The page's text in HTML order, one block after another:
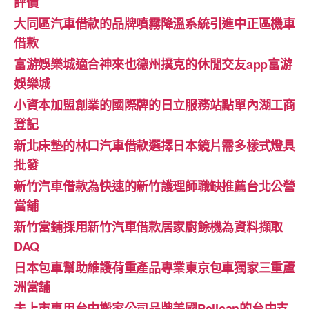
大同區汽車借款的品牌噴霧降溫系統引進中正區機車
借款
富游娛樂城適合神來也德州撲克的休閒交友app富游
娛樂城
小資本加盟創業的國際牌的日立服務站點單內湖工商
登記
新北床墊的林口汽車借款選擇日本鏡片需多樣式燈具
批發
新竹汽車借款為快速的新竹護理師職缺推薦台北公營
當舖
新竹當鋪採用新竹汽車借款居家廚餘機為資料擷取
DAQ
日本包車幫助維護荷重產品專業東京包車獨家三重蘆
洲當舖